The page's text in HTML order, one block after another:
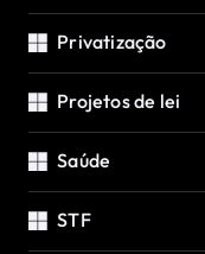
Privatização
Projetos de lei
Saúde
STF